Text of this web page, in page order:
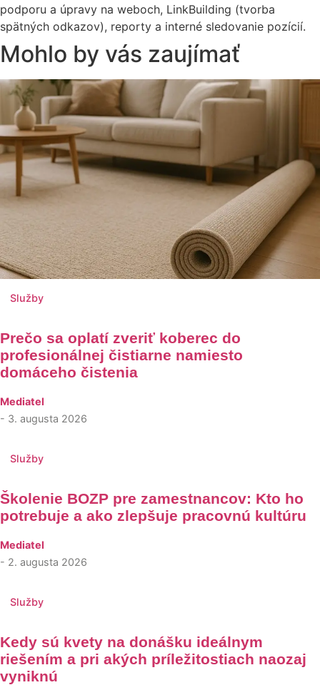
podporu a úpravy na weboch, LinkBuilding (tvorba
spätných odkazov), reporty a interné sledovanie pozícií.
Mohlo by vás zaujímať
Služby
Prečo sa oplatí zveriť koberec do
profesionálnej čistiarne namiesto
domáceho čistenia
Mediatel
- 3. augusta 2026
Služby
Školenie BOZP pre zamestnancov: Kto ho
potrebuje a ako zlepšuje pracovnú kultúru
Mediatel
- 2. augusta 2026
Služby
Kedy sú kvety na donášku ideálnym
riešením a pri akých príležitostiach naozaj
vyniknú